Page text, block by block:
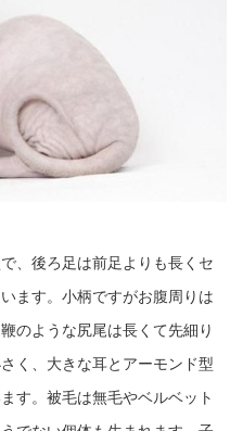
、後ろ足は前足よりも長くセ
ます。小柄ですがお腹周りは
のような尻尾は長くて先細り
く、大きな耳とアーモンド型
す。被毛は無毛やベルベット